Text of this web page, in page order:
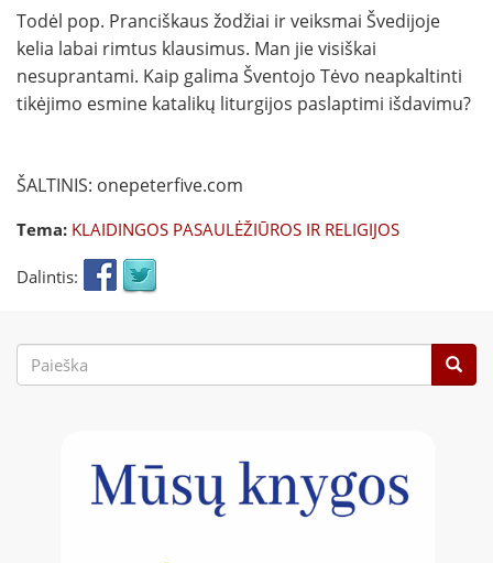
Todėl pop. Pranciškaus žodžiai ir veiksmai Švedijoje
kelia labai rimtus klausimus. Man jie visiškai
nesuprantami. Kaip galima Šventojo Tėvo neapkaltinti
tikėjimo esmine katalikų liturgijos paslaptimi išdavimu?
ŠALTINIS: onepeterfive.com
Tema: KLAIDINGOS PASAULĖŽIŪROS IR RELIGIJOS
Dalintis:
Paieškos